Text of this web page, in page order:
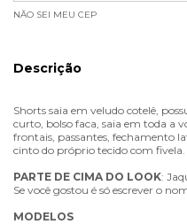
NÃO SEI MEU CEP
Descrição
Shorts saia em veludo cotelê,
curto, bolso faca, saia em toda a
frontais, passantes, fechamento
cinto do próprio tecido com fivela.
PARTE DE CIMA DO LOOK:
Se você gostou é só escrever o
MODELOS